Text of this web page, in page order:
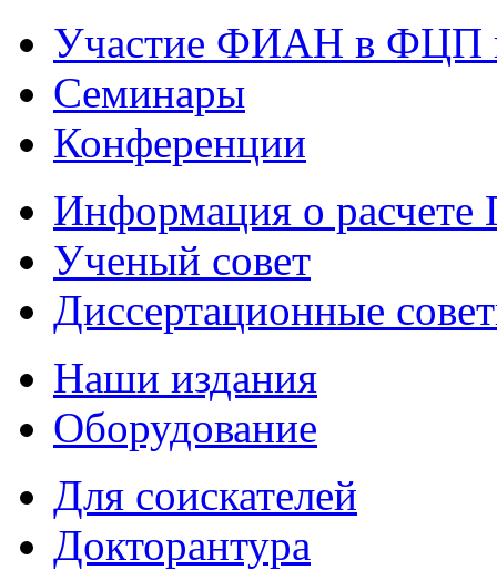
Участие ФИАН в ФЦП
Семинары
Конференции
Информация о
Ученый совет
Диссертационные
Наши издания
Оборудование
Для соискателей
Докторантура